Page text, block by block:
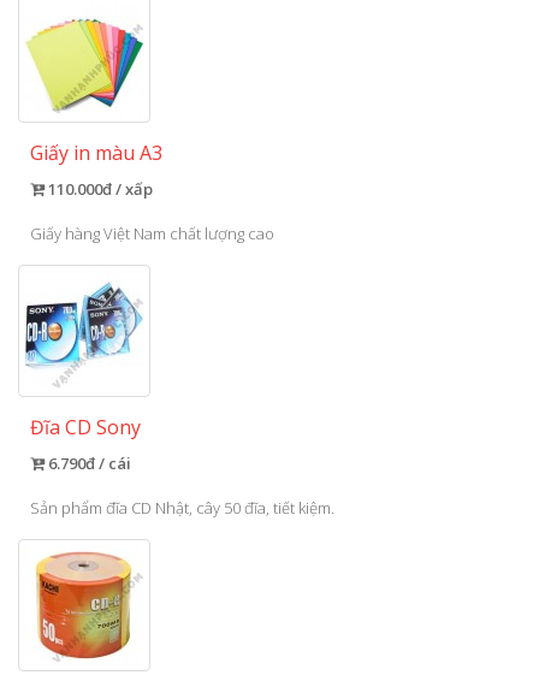
Giấy in màu A3
110.000đ / xấp
Giấy hàng Việt Nam chất lượng cao
Đĩa CD Sony
6.790đ / cái
Sản phẩm đĩa CD Nhật, cây 50 đĩa, tiết kiệm.